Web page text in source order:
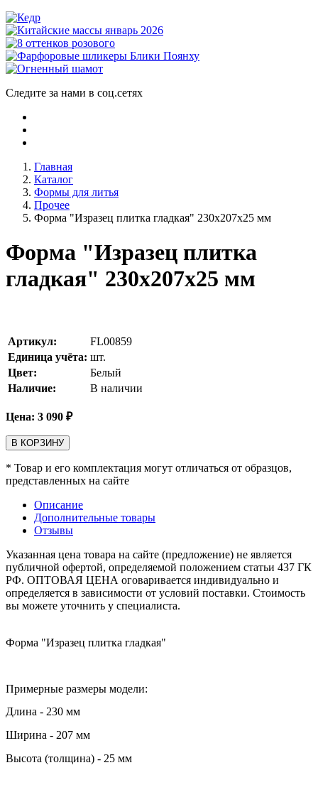
Следите за нами в соц.сетях
Главная
Каталог
Формы для литья
Прочее
Форма "Изразец плитка гладкая" 230х207х25 мм
Форма "Изразец плитка
гладкая" 230х207х25 мм
Артикул:
FL00859
Единица учёта: шт.
Цвет:
Белый
Наличие:
В наличии
Цена: 3 090 ₽
В КОРЗИНУ
* Товар и его комплектация могут отличаться от образцов,
представленных на сайте
Описание
Дополнительные товары
Отзывы
Указанная цена товара на сайте (предложение) не является
публичной офертой, определяемой положением статьи 437 ГК
РФ. ОПТОВАЯ ЦЕНА оговаривается индивидуально и
определяется в зависимости от условий поставки. Стоимость
вы можете уточнить у специалиста.
Форма "Изразец плитка гладкая"
Примерные размеры модели:
Длина - 230 мм
Ширина - 207 мм
Высота (толщина) - 25 мм